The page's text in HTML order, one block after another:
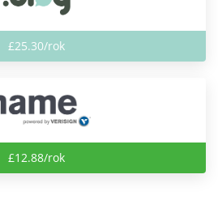
£25.30/rok
£12.88/rok